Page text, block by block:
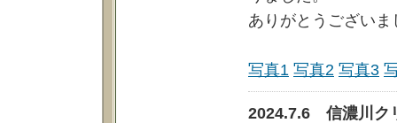
ありがとうございま
写真1 写真2 写真3
2024.7.6 信濃川ク